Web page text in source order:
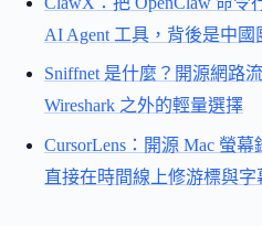
AI Agent 工具，背後是中國
Sniffnet 是什麼？開源網路
Wireshark 之外的輕量選擇
CursorLens：開源 Mac 螢
直接在時間線上修游標與字